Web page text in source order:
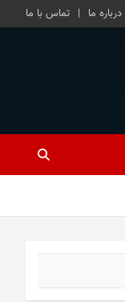
درباره ما تماس با ما